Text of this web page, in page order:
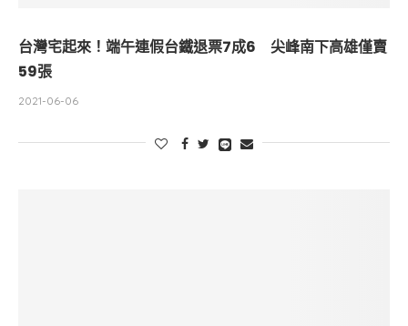
台灣宅起來！端午連假台鐵退票7成6 尖峰南下高雄僅賣
59張
2021-06-06